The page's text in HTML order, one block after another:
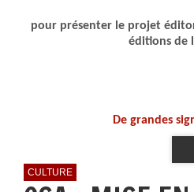
pour présenter le projet
éditions de
De grandes
CULTURE